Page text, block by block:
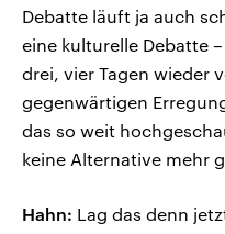
Debatte läuft ja auch
eine kulturelle Debatte
drei, vier Tagen wieder
gegenwärtigen
das so weit
keine Alternative mehr
Hahn: Lag das denn